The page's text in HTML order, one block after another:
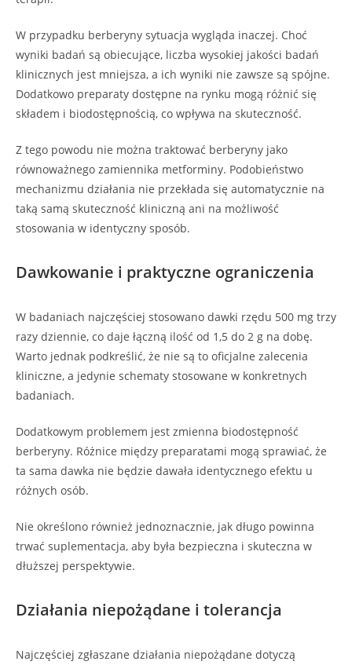
W przypadku berberyny sytuacja wygląda inaczej. Choć
wyniki badań są obiecujące, liczba wysokiej jakości badań
klinicznych jest mniejsza, a ich wyniki nie zawsze są spójne.
Dodatkowo preparaty dostępne na rynku mogą różnić się
składem i biodostępnością, co wpływa na skuteczność.
Z tego powodu nie można traktować berberyny jako
równoważnego zamiennika metforminy. Podobieństwo
mechanizmu działania nie przekłada się automatycznie na
taką samą skuteczność kliniczną ani na możliwość
stosowania w identyczny sposób.
Dawkowanie i praktyczne ograniczenia
W badaniach najczęściej stosowano dawki rzędu 500 mg trzy
razy dziennie, co daje łączną ilość od 1,5 do 2 g na dobę.
Warto jednak podkreślić, że nie są to oficjalne zalecenia
kliniczne, a jedynie schematy stosowane w konkretnych
badaniach.
Dodatkowym problemem jest zmienna biodostępność
berberyny. Różnice między preparatami mogą sprawiać, że
ta sama dawka nie będzie dawała identycznego efektu u
różnych osób.
Nie określono również jednoznacznie, jak długo powinna
trwać suplementacja, aby była bezpieczna i skuteczna w
dłuższej perspektywie.
Działania niepożądane i tolerancja
Najczęściej zgłaszane działania niepożądane dotyczą